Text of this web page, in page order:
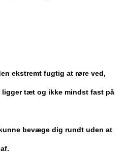
ekstremt fugtig at røre ved,
ligger tæt og ikke mindst fast på
bevæge dig rundt uden at